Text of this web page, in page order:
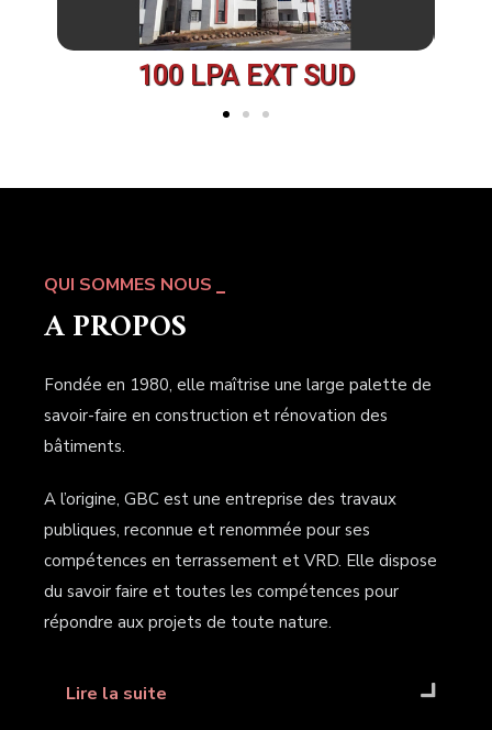
100 LPA EXT SUD
QUI SOMMES NOUS
A PROPOS
Fondée en 1980, elle maîtrise une large palette de
savoir-faire en construction et rénovation des
bâtiments.
A l’origine, GBC est une entreprise des travaux
publiques, reconnue et renommée pour ses
compétences en terrassement et VRD. Elle dispose
du savoir faire et toutes les compétences pour
répondre aux projets de toute nature.
Lire la suite